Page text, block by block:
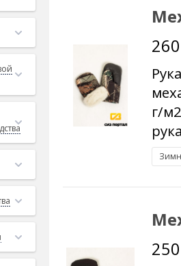
которая может
Ещё один вид
зимнее время
утеплителя в
натуральный
Купить
всего
посредников.
г/